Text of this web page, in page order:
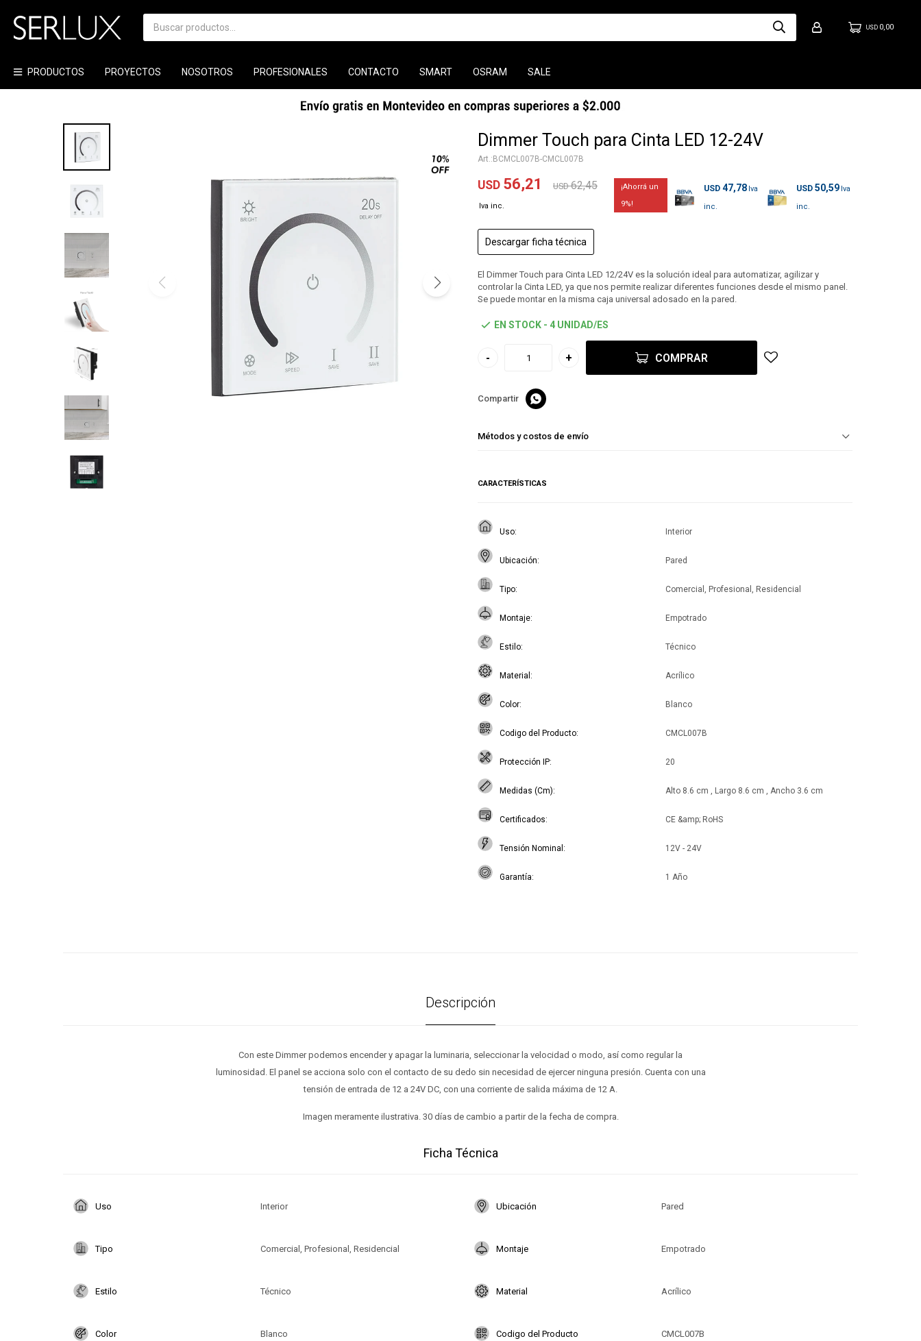
PRODUCTOS PROYECTOS NOSOTROS PROFESIONALES CONTACTO SMART OSRAM SALE
USD 0,00
Dimmer Touch para Cinta LED 12-24V
BCMCL007B-CMCL007B
USD 56,21 USD 62,45
9
USD 47,78 USD 50,59
Descargar ficha técnica
El Dimmer Touch para Cinta LED 12/24V es la solución ideal para automatizar, agilizar y
controlar la Cinta LED, ya que nos permite realizar diferentes funciones desde el mismo panel.
Se puede montar en la misma caja universal adosado en la pared.
EN STOCK - 4 UNIDAD/ES
- + COMPRAR

Métodos y costos de envío
CARACTERÍSTICAS
Uso Interior
Ubicación Pared
Tipo Comercial, Profesional, Residencial
Montaje Empotrado
Estilo Técnico
Material Acrílico
Color Blanco
Codigo del Producto CMCL007B
Protección IP 20
Medidas (Cm) Alto 8.6 cm , Largo 8.6 cm , Ancho 3.6 cm
Certificados CE &amp; RoHS
Tensión Nominal 12V - 24V
Garantía 1 Año
Descripción
Con este Dimmer podemos encender y apagar la luminaria, seleccionar la velocidad o modo, así como regular la
luminosidad. El panel se acciona solo con el contacto de su dedo sin necesidad de ejercer ninguna presión. Cuenta con una
tensión de entrada de 12 a 24V DC, con una corriente de salida máxima de 12 A.
Imagen meramente ilustrativa. 30 días de cambio a partir de la fecha de compra.
Ficha Técnica
Uso Interior Ubicación Pared
Tipo Comercial, Profesional, Residencial Montaje Empotrado
Estilo Técnico Material Acrílico
Color Blanco Codigo del Producto CMCL007B